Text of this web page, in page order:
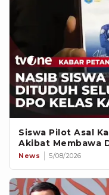
Siswa Pilot Asal
Akibat Membawa
News 5/08/2026